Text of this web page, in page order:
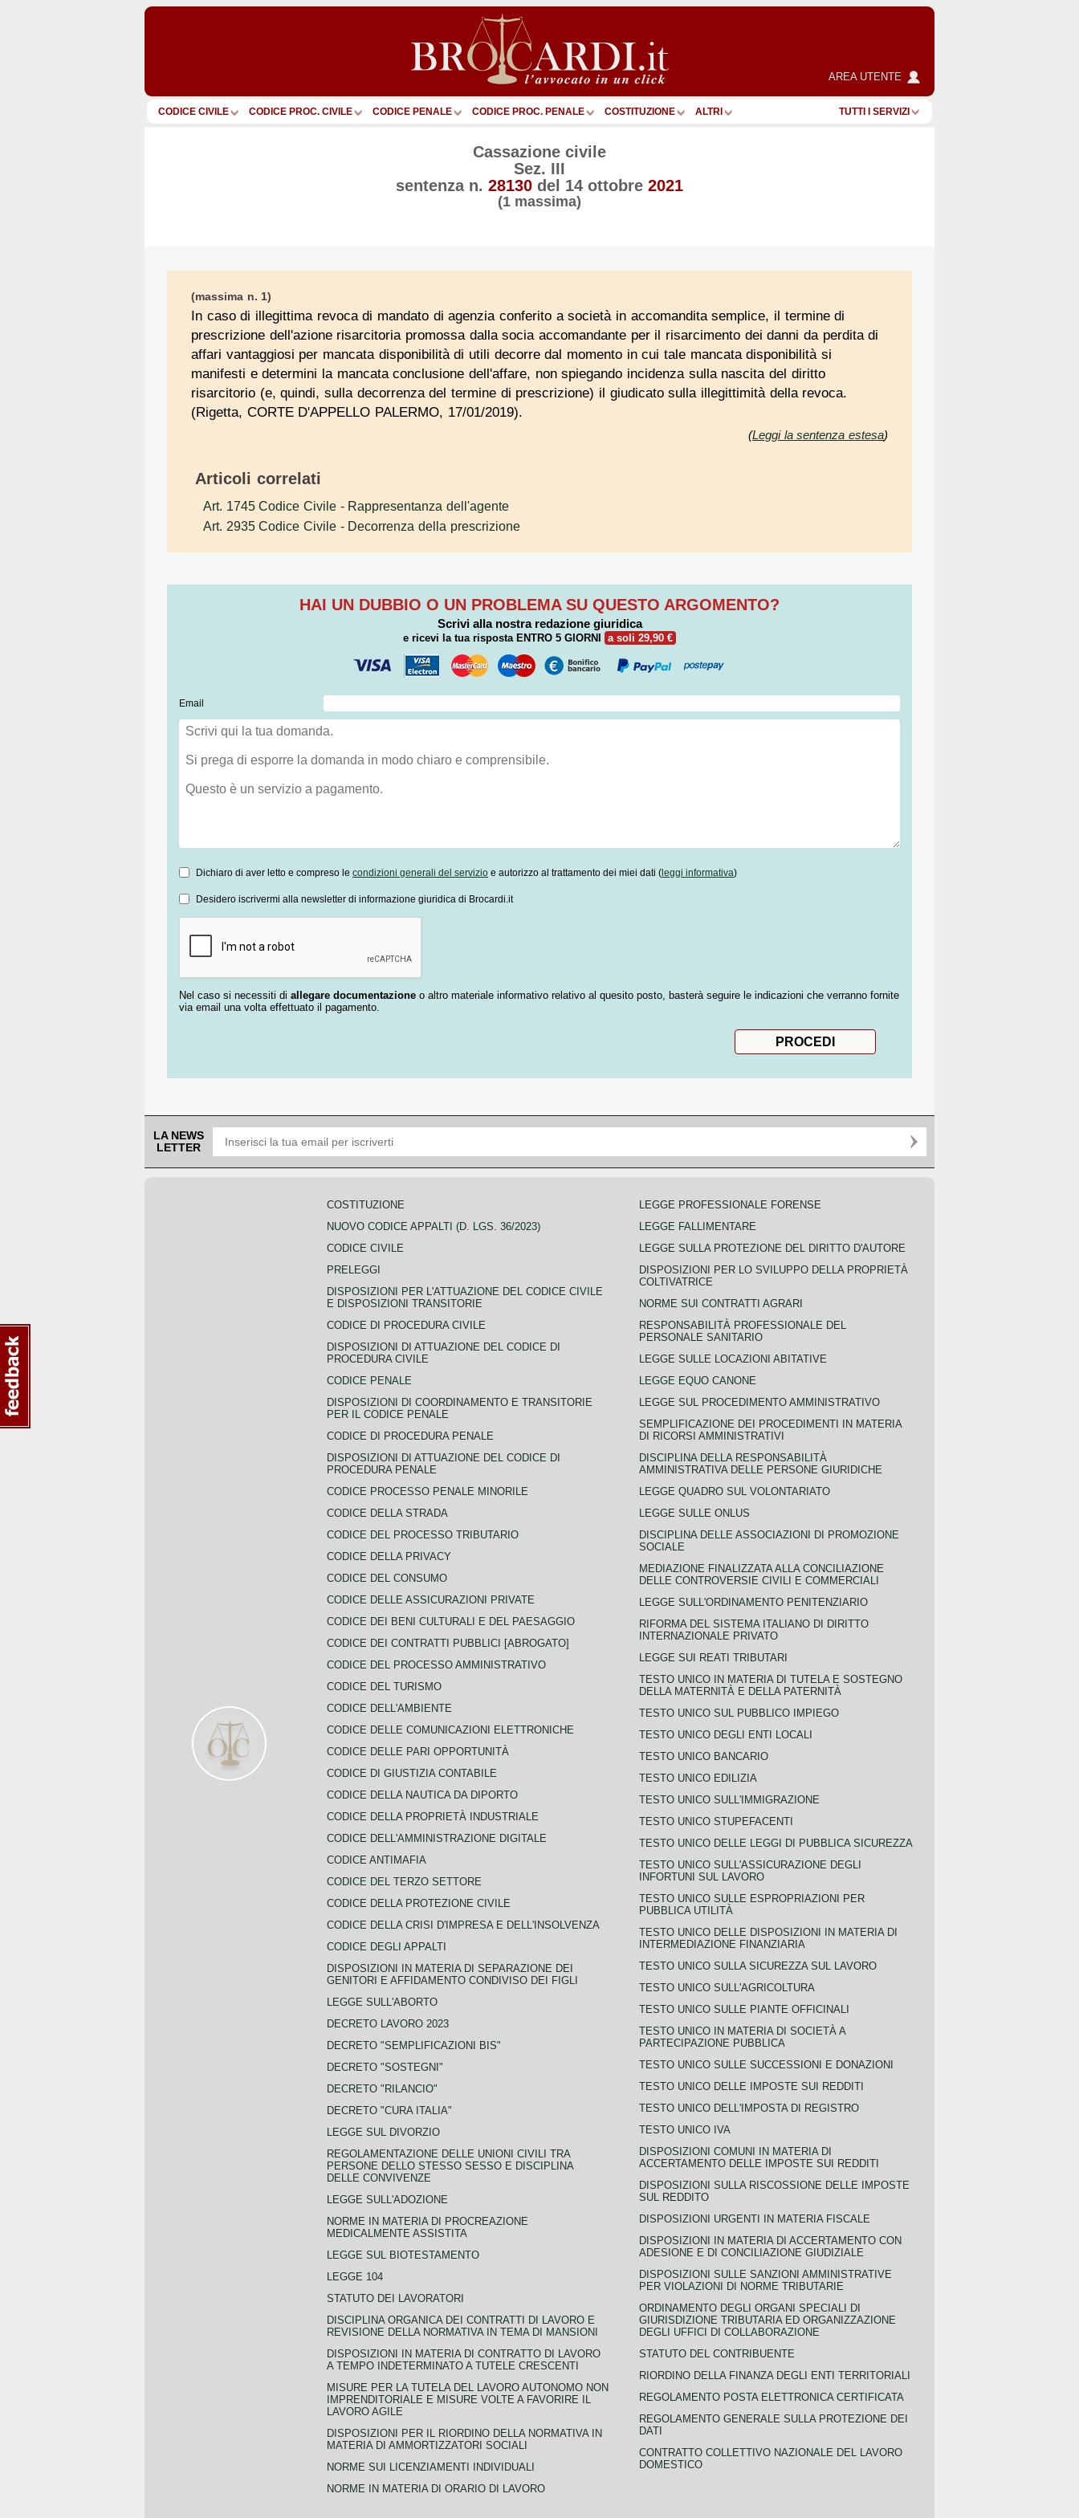
AREA UTENTE
CODICE CIVILE CODICE PROC. CIVILE CODICE PENALE CODICE PROC. PENALE COSTITUZIONE ALTRI TUTTI I SERVIZI
Cassazione civile
Sez. III
sentenza n. 28130 del 14 ottobre 2021
(1 massima)
(massima n. 1)
In caso di illegittima revoca di mandato di agenzia conferito a società in accomandita semplice, il termine di
prescrizione dell'azione risarcitoria promossa dalla socia accomandante per il risarcimento dei danni da perdita di
affari vantaggiosi per mancata disponibilità di utili decorre dal momento in cui tale mancata disponibilità si
manifesti e determini la mancata conclusione dell'affare, non spiegando incidenza sulla nascita del diritto
risarcitorio (e, quindi, sulla decorrenza del termine di prescrizione) il giudicato sulla illegittimità della revoca.
(Rigetta, CORTE D'APPELLO PALERMO, 17/01/2019).
(Leggi la sentenza estesa)
Articoli correlati
Art. 1745 Codice Civile - Rappresentanza dell'agente
Art. 2935 Codice Civile - Decorrenza della prescrizione
HAI UN DUBBIO O UN PROBLEMA SU QUESTO ARGOMENTO?
Scrivi alla nostra redazione giuridica
e ricevi la tua risposta ENTRO 5 GIORNI a soli 29,90 €
Email
Dichiaro di aver letto e compreso le condizioni generali del servizio e autorizzo al trattamento dei miei dati ( leggi informativa)
Desidero iscrivermi alla newsletter di informazione giuridica di Brocardi.it
Nel caso si necessiti di allegare documentazione o altro materiale informativo relativo al quesito posto, basterà seguire le indicazioni che verranno fornite
via email una volta effettuato il pagamento.
LA NEWS
LETTER
COSTITUZIONE
NUOVO CODICE APPALTI (D. LGS. 36/2023)
CODICE CIVILE
PRELEGGI
DISPOSIZIONI PER L'ATTUAZIONE DEL CODICE CIVILE
E DISPOSIZIONI TRANSITORIE
CODICE DI PROCEDURA CIVILE
DISPOSIZIONI DI ATTUAZIONE DEL CODICE DI
PROCEDURA CIVILE
CODICE PENALE
DISPOSIZIONI DI COORDINAMENTO E TRANSITORIE
PER IL CODICE PENALE
CODICE DI PROCEDURA PENALE
DISPOSIZIONI DI ATTUAZIONE DEL CODICE DI
PROCEDURA PENALE
CODICE PROCESSO PENALE MINORILE
CODICE DELLA STRADA
CODICE DEL PROCESSO TRIBUTARIO
CODICE DELLA PRIVACY
CODICE DEL CONSUMO
CODICE DELLE ASSICURAZIONI PRIVATE
CODICE DEI BENI CULTURALI E DEL PAESAGGIO
CODICE DEI CONTRATTI PUBBLICI [ABROGATO]
CODICE DEL PROCESSO AMMINISTRATIVO
CODICE DEL TURISMO
CODICE DELL'AMBIENTE
CODICE DELLE COMUNICAZIONI ELETTRONICHE
CODICE DELLE PARI OPPORTUNITÀ
CODICE DI GIUSTIZIA CONTABILE
CODICE DELLA NAUTICA DA DIPORTO
CODICE DELLA PROPRIETÀ INDUSTRIALE
CODICE DELL'AMMINISTRAZIONE DIGITALE
CODICE ANTIMAFIA
CODICE DEL TERZO SETTORE
CODICE DELLA PROTEZIONE CIVILE
CODICE DELLA CRISI D'IMPRESA E DELL'INSOLVENZA
CODICE DEGLI APPALTI
DISPOSIZIONI IN MATERIA DI SEPARAZIONE DEI
GENITORI E AFFIDAMENTO CONDIVISO DEI FIGLI
LEGGE SULL'ABORTO
DECRETO LAVORO 2023
DECRETO "SEMPLIFICAZIONI BIS"
DECRETO "SOSTEGNI"
DECRETO "RILANCIO"
DECRETO "CURA ITALIA"
LEGGE SUL DIVORZIO
REGOLAMENTAZIONE DELLE UNIONI CIVILI TRA
PERSONE DELLO STESSO SESSO E DISCIPLINA
DELLE CONVIVENZE
LEGGE SULL'ADOZIONE
NORME IN MATERIA DI PROCREAZIONE
MEDICALMENTE ASSISTITA
LEGGE SUL BIOTESTAMENTO
LEGGE 104
STATUTO DEI LAVORATORI
DISCIPLINA ORGANICA DEI CONTRATTI DI LAVORO E
REVISIONE DELLA NORMATIVA IN TEMA DI MANSIONI
DISPOSIZIONI IN MATERIA DI CONTRATTO DI LAVORO
A TEMPO INDETERMINATO A TUTELE CRESCENTI
MISURE PER LA TUTELA DEL LAVORO AUTONOMO NON
IMPRENDITORIALE E MISURE VOLTE A FAVORIRE IL
LAVORO AGILE
DISPOSIZIONI PER IL RIORDINO DELLA NORMATIVA IN
MATERIA DI AMMORTIZZATORI SOCIALI
NORME SUI LICENZIAMENTI INDIVIDUALI
NORME IN MATERIA DI ORARIO DI LAVORO
LEGGE PROFESSIONALE FORENSE
LEGGE FALLIMENTARE
LEGGE SULLA PROTEZIONE DEL DIRITTO D'AUTORE
DISPOSIZIONI PER LO SVILUPPO DELLA PROPRIETÀ
COLTIVATRICE
NORME SUI CONTRATTI AGRARI
RESPONSABILITÀ PROFESSIONALE DEL
PERSONALE SANITARIO
LEGGE SULLE LOCAZIONI ABITATIVE
LEGGE EQUO CANONE
LEGGE SUL PROCEDIMENTO AMMINISTRATIVO
SEMPLIFICAZIONE DEI PROCEDIMENTI IN MATERIA
DI RICORSI AMMINISTRATIVI
DISCIPLINA DELLA RESPONSABILITÀ
AMMINISTRATIVA DELLE PERSONE GIURIDICHE
LEGGE QUADRO SUL VOLONTARIATO
LEGGE SULLE ONLUS
DISCIPLINA DELLE ASSOCIAZIONI DI PROMOZIONE
SOCIALE
MEDIAZIONE FINALIZZATA ALLA CONCILIAZIONE
DELLE CONTROVERSIE CIVILI E COMMERCIALI
LEGGE SULL'ORDINAMENTO PENITENZIARIO
RIFORMA DEL SISTEMA ITALIANO DI DIRITTO
INTERNAZIONALE PRIVATO
LEGGE SUI REATI TRIBUTARI
TESTO UNICO IN MATERIA DI TUTELA E SOSTEGNO
DELLA MATERNITÀ E DELLA PATERNITÀ
TESTO UNICO SUL PUBBLICO IMPIEGO
TESTO UNICO DEGLI ENTI LOCALI
TESTO UNICO BANCARIO
TESTO UNICO EDILIZIA
TESTO UNICO SULL'IMMIGRAZIONE
TESTO UNICO STUPEFACENTI
TESTO UNICO DELLE LEGGI DI PUBBLICA SICUREZZA
TESTO UNICO SULL'ASSICURAZIONE DEGLI
INFORTUNI SUL LAVORO
TESTO UNICO SULLE ESPROPRIAZIONI PER
PUBBLICA UTILITÀ
TESTO UNICO DELLE DISPOSIZIONI IN MATERIA DI
INTERMEDIAZIONE FINANZIARIA
TESTO UNICO SULLA SICUREZZA SUL LAVORO
TESTO UNICO SULL'AGRICOLTURA
TESTO UNICO SULLE PIANTE OFFICINALI
TESTO UNICO IN MATERIA DI SOCIETÀ A
PARTECIPAZIONE PUBBLICA
TESTO UNICO SULLE SUCCESSIONI E DONAZIONI
TESTO UNICO DELLE IMPOSTE SUI REDDITI
TESTO UNICO DELL'IMPOSTA DI REGISTRO
TESTO UNICO IVA
DISPOSIZIONI COMUNI IN MATERIA DI
ACCERTAMENTO DELLE IMPOSTE SUI REDDITI
DISPOSIZIONI SULLA RISCOSSIONE DELLE IMPOSTE
SUL REDDITO
DISPOSIZIONI URGENTI IN MATERIA FISCALE
DISPOSIZIONI IN MATERIA DI ACCERTAMENTO CON
ADESIONE E DI CONCILIAZIONE GIUDIZIALE
DISPOSIZIONI SULLE SANZIONI AMMINISTRATIVE
PER VIOLAZIONI DI NORME TRIBUTARIE
ORDINAMENTO DEGLI ORGANI SPECIALI DI
GIURISDIZIONE TRIBUTARIA ED ORGANIZZAZIONE
DEGLI UFFICI DI COLLABORAZIONE
STATUTO DEL CONTRIBUENTE
RIORDINO DELLA FINANZA DEGLI ENTI TERRITORIALI
REGOLAMENTO POSTA ELETTRONICA CERTIFICATA
REGOLAMENTO GENERALE SULLA PROTEZIONE DEI
DATI
CONTRATTO COLLETTIVO NAZIONALE DEL LAVORO
DOMESTICO